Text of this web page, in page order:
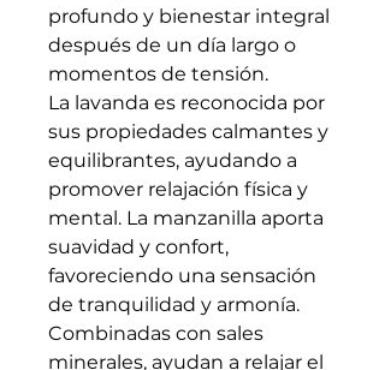
profundo y bienestar integral
después de un día largo o
momentos de tensión.
La lavanda es reconocida por
sus propiedades calmantes y
equilibrantes, ayudando a
promover relajación física y
mental. La manzanilla aporta
suavidad y confort,
favoreciendo una sensación
de tranquilidad y armonía.
Combinadas con sales
minerales, ayudan a relajar el